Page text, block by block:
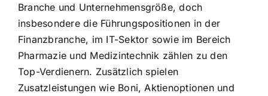
Branche und Unternehmensgröße, doch
insbesondere die Führungspositionen in der
Finanzbranche, im IT-Sektor sowie im Bereich
Pharmazie und Medizintechnik zählen zu den
Top-Verdienern. Zusätzlich spielen
Zusatzleistungen wie Boni, Aktienoptionen und